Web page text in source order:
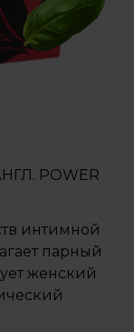
POWER
интимной
парный
женский